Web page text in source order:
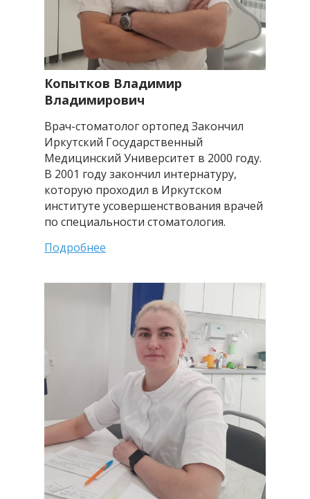
Копытков Владимир
Владимирович
Врач-стоматолог ортопед Закончил
Иркутский Государственный
Медицинский Университет в 2000 году.
В 2001 году закончил интернатуру,
которую проходил в Иркутском
институте усовершенствования врачей
по специальности стоматология.
Подробнее